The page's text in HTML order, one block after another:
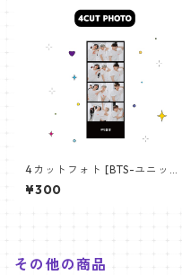
4カットフォト [BTS-ユニット
03] 4CUT PHOTO BTS- UNI
T 03
¥300
その他の商品